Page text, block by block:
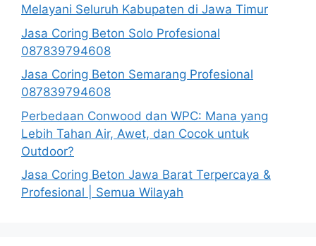
Melayani Seluruh Kabupaten di Jawa Timur
Jasa Coring Beton Solo Profesional
087839794608
Jasa Coring Beton Semarang Profesional
087839794608
Perbedaan Conwood dan WPC: Mana yang
Lebih Tahan Air, Awet, dan Cocok untuk
Outdoor?
Jasa Coring Beton Jawa Barat Terpercaya &
Profesional | Semua Wilayah